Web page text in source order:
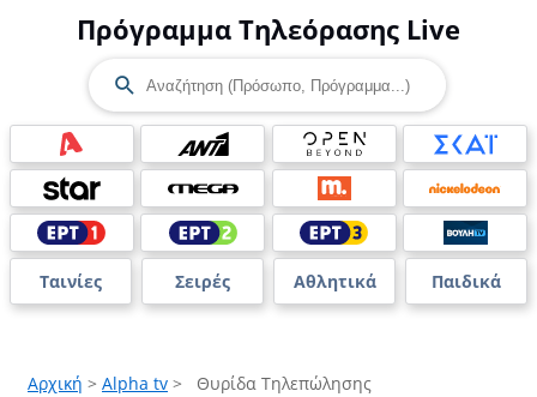
Πρόγραμμα Τηλεόρασης Live
Ταινίες Σειρές Αθλητικά Παιδικά
Αρχική > Alpha tv > Θυρίδα Τηλεπώλησης